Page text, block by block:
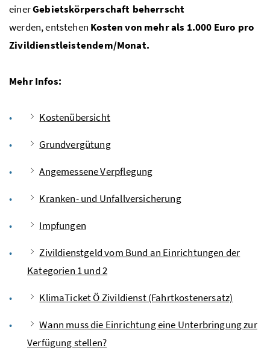
einerGebietskörperschaft​​​ beherrscht
werden, entstehen Kosten von mehr als 1.000 Euro pro
Zivildienstleistendem/Monat.
Mehr Infos:
Kostenübersicht
Grundvergütung
Angemessene Verpflegung
Kranken- und Unfallversicherung
Impfungen
Zivildienstgeld vom Bund an Einrichtungen der
Kategorien 1 und 2
KlimaTicket Ö Zivildienst (Fahrtkostenersatz)
Wann muss die Einrichtung eine Unterbringung zur
Verfügung stellen?